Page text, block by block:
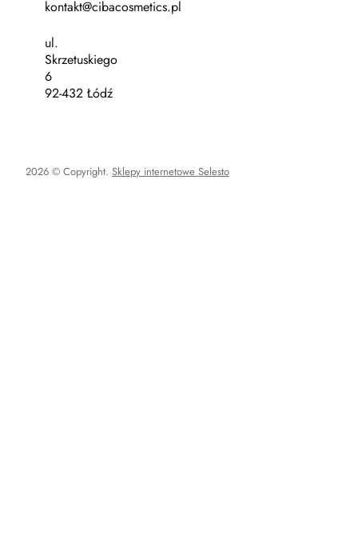
kontakt@cibacosmetics.pl
ul.
Skrzetuskiego
6
92-432 Łódź
2026 © Copyright. Sklepy internetowe Selesto